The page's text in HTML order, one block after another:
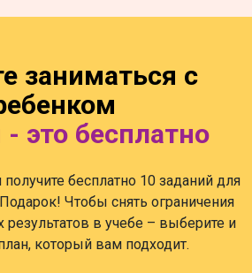
заниматься с
- это бесплатно
получите бесплатно 10 заданий для
Чтобы снять ограничения
результатов в учебе – выберите и
который вам подходит.